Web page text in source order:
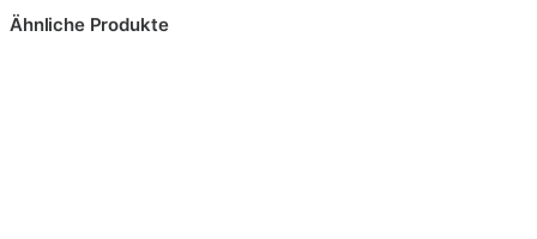
Ähnliche Produkte